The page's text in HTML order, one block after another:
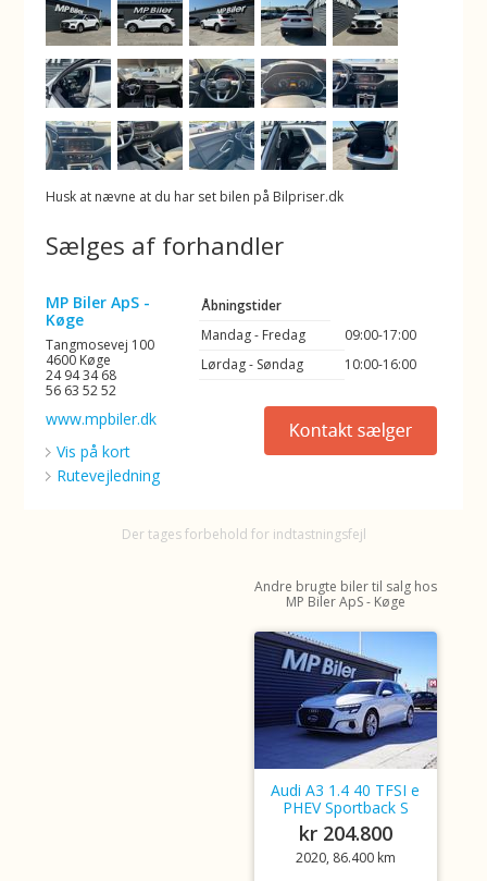
Husk at nævne at du har set bilen på Bilpriser.dk
Sælges af forhandler
MP Biler ApS -
Køge
Tangmosevej 100
4600 Køge
24 94 34 68
56 63 52 52
www.mpbiler.dk
Vis på kort
Rutevejledning
Åbningstider
Mandag - Fredag
09:00-17:00
Lørdag - Søndag
10:00-16:00
Der tages forbehold for indtastningsfejl
Andre brugte biler til salg hos
MP Biler ApS - Køge
Audi A3 1.4 40 TFSI e
PHEV Sportback S
kr 204.800
2020, 86.400 km